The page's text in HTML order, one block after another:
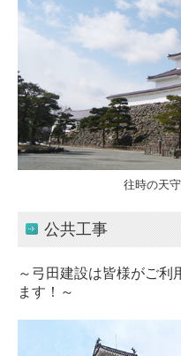
採用情報
募集要項
プライバシーポ
往時の天
公共工事
～弓田建設は皆様がご利
ます！～